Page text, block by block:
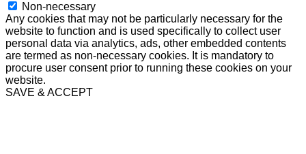
Non-necessary
Any cookies that may not be particularly necessary for the
website to function and is used specifically to collect user
personal data via analytics, ads, other embedded contents
are termed as non-necessary cookies. It is mandatory to
procure user consent prior to running these cookies on your
website.
SAVE & ACCEPT